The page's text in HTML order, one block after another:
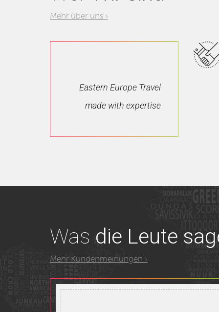
Welt wie du
Mehr über uns ›
Eastern Europe Travel
made with expertise
Was die Leute
Mehr Kundenmeinungen ›